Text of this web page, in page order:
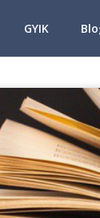
GYIK